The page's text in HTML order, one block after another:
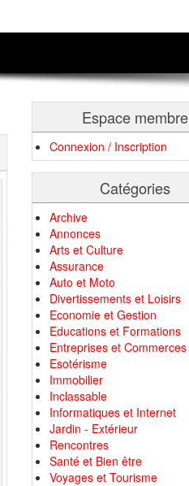
Espace membre
Connexion / Inscription
Catégories
Archive
Annonces
Arts et Culture
Assurance
Auto et Moto
Divertissements et Loisirs
Economie et Gestion
Educations et Formations
Entreprises et Commerces
Esotérisme
Immobilier
Inclassable
Informatiques et Internet
Jardin - Extérieur
Rencontres
Santé et Bien être
Voyages et Tourisme